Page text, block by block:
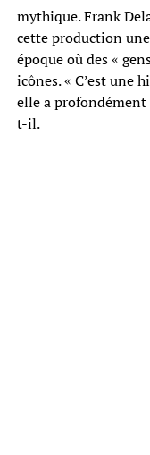
mythique. Frank
cette production
époque où des «
icônes. « C’est une
elle a
t-il.